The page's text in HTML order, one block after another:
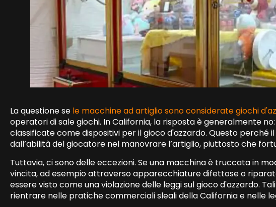
La questione se le macchine ad artiglio sono considerate giochi
operatori di sale giochi. In California, la risposta è generalmente
classificate come dispositivi per il gioco d'azzardo. Questo perché
dall’abilità del giocatore nel manovrare l’artiglio, piuttosto che
Tuttavia, ci sono delle eccezioni. Se una macchina è truccata in
vincita, ad esempio attraverso apparecchiature difettose o
essere visto come una violazione delle leggi sul gioco d'azzardo.
rientrare nelle pratiche commerciali sleali della California e nelle